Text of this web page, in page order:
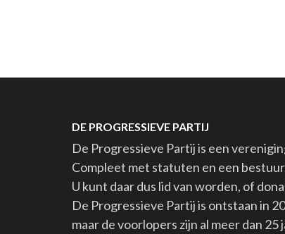
DE PROGRESSIEVE PARTIJ
De Progressieve Partij is een
Compleet met statuten en een
U kunt daar dus lid van worden, of
De Progressieve Partij is ontstaan in
maar de voorlopers zijn al meer dan 25